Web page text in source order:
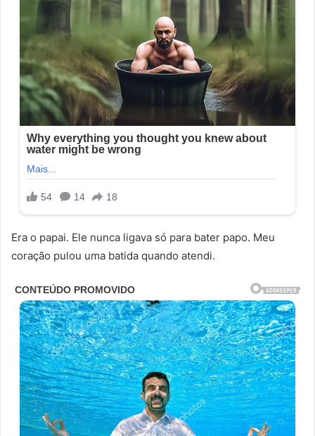
Era o papai. Ele nunca ligava só para bater papo. Meu
coração pulou uma batida quando atendi.